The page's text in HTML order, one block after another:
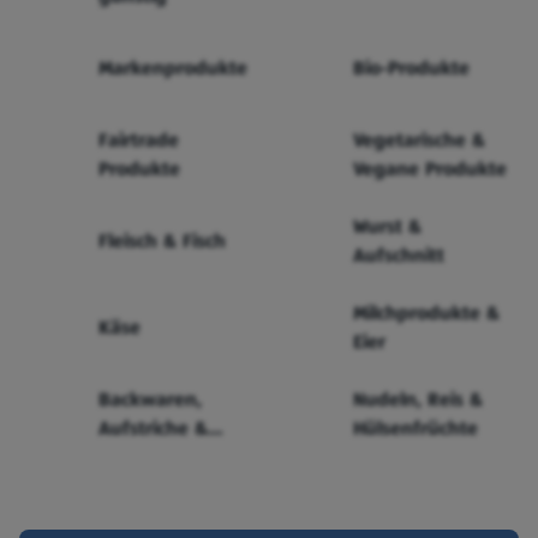
Markenprodukte Bio-Produkte
Fairtrade
Produkte
Vegetarische &
Vegane Produkte
Fleisch & Fisch
Wurst &
Aufschnitt
Käse
Milchprodukte &
Eier
Backwaren,
Aufstriche &
Nudeln, Reis &
Hülsenfrüchte